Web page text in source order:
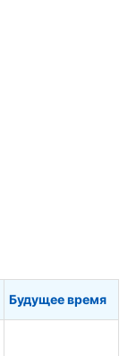
Будущее время